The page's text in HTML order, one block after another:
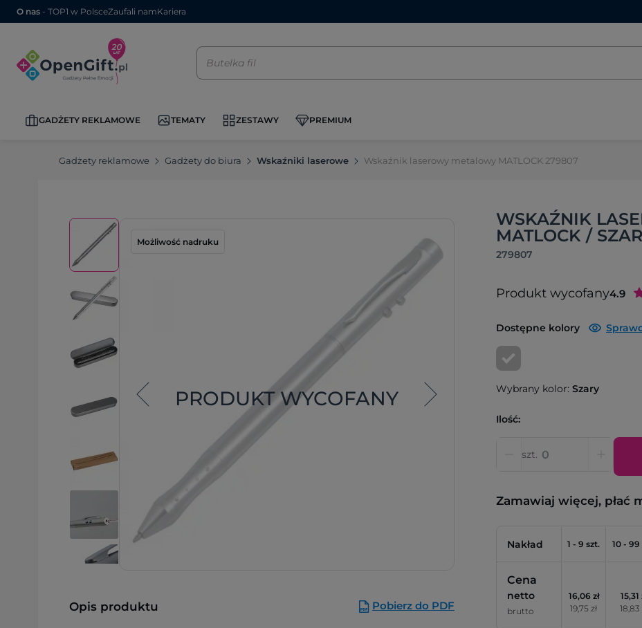
O nas - TOP1 w PolsceZaufali namKariera
GADŻETY REKLAMOWE TEMATY ZESTAWY PREMIUM
Gadżety reklamowe Gadżety do biura Wskaźniki laserowe Wskaźnik laserowy metalowy MATLOCK 279807
WSKAŹNIK
MATLOCK /
279807
Możliwość nadruku
PRODUKT WYCOFANY
Opis produktu Pobierz do PDF
Produkt wycofany4.9
Dostępne kolory
Wybrany kolor: Szary
Ilość:
szt.
Zamawiaj więcej, płać
Nakład 1 - 9 szt. 10 - 99
Cena
netto
brutto
16,06 zł
19,75 zł
15,31
18,83